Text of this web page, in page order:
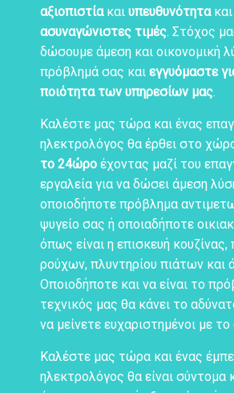
αξιοπιστίακαι υπευθυνότητα
ασυναγώνιστες τιμές. Στόχος
δώσουμε άμεση και οικονομική
πρόβλημά σας και εγγυόμαστε
ποιότητα των υπηρεσίων μας.
Καλέστε μας τώρα και ένας
ηλεκτρολόγος θα έρθει στο
το 24ώρο έχοντας μαζί του
εργαλεία για να δώσει άμεση
οποιοδήποτε πρόβλημα
ψυγείο σας ή οποιαδήποτε
όπως είναι η επισκευή κουζίνας,
ρούχων, πλυντηρίου πιάτων και
Οποιοδήποτε και να είναι το
τεχνικός μας θα κάνει το
να μείνετε ευχαριστημένοι με
Καλέστε μας τώρα και ένας
ηλεκτρολόγος θα είναι σύντομα